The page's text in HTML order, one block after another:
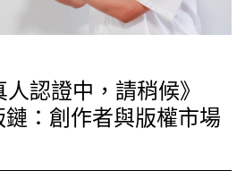
人認證中，請稍候》
鏈：創作者與版權市場